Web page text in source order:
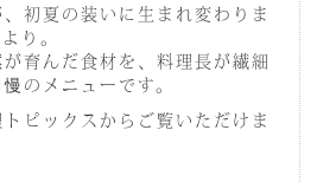
初夏の装いに生まれ変わりま
り。
育んだ食材を、料理長が繊細
のメニューです。
ピックスからご覧いただけま